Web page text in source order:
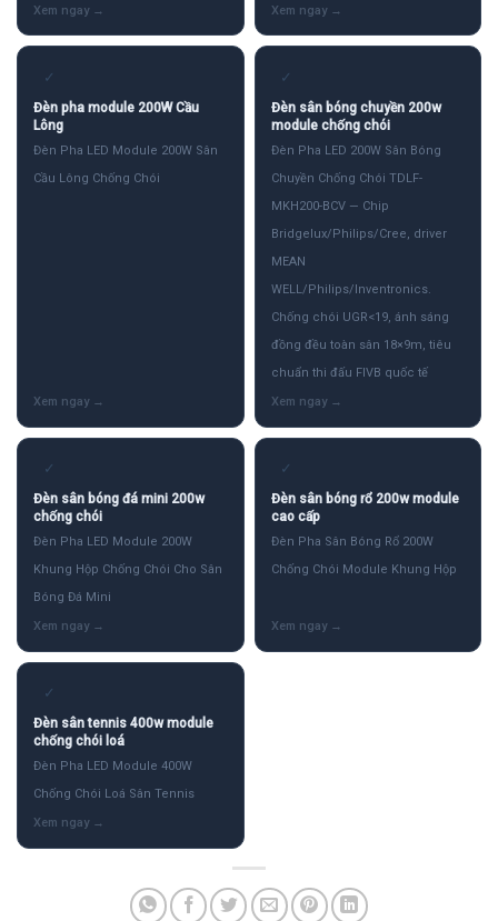
✓
Đèn pha module 200W Cầu
Lông
Đèn Pha LED Module 200W Sân
Cầu Lông Chống Chói
✓
Đèn sân bóng chuyền 200w
module chống chói
Đèn Pha LED 200W Sân Bóng
Chuyền Chống Chói TDLF-
MKH200-BCV — Chip
Bridgelux/Philips/Cree, driver
MEAN
WELL/Philips/Inventronics.
Chống chói UGR<19, ánh sáng
đồng đều toàn sân 18×9m, tiêu
chuẩn thi đấu FIVB quốc tế
✓
Đèn sân bóng đá mini 200w
chống chói
Đèn Pha LED Module 200W
Khung Hộp Chống Chói Cho Sân
Bóng Đá Mini
✓
Đèn sân bóng rổ 200w module
cao cấp
Đèn Pha Sân Bóng Rổ 200W
Chống Chói Module Khung Hộp
✓
Đèn sân tennis 400w module
chống chói loá
Đèn Pha LED Module 400W
Chống Chói Loá Sân Tennis